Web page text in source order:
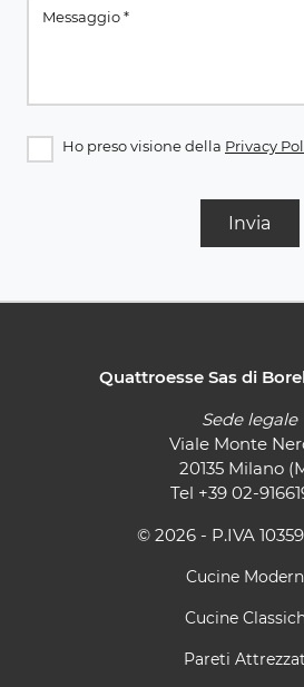
Ho preso visione della Privacy
Invia
Quattroesse Sas di
Sede legale
Viale Monte
20135 Milano
Tel +39 02-
© 2026 - P.IVA
Cucine
Cucine
Pareti